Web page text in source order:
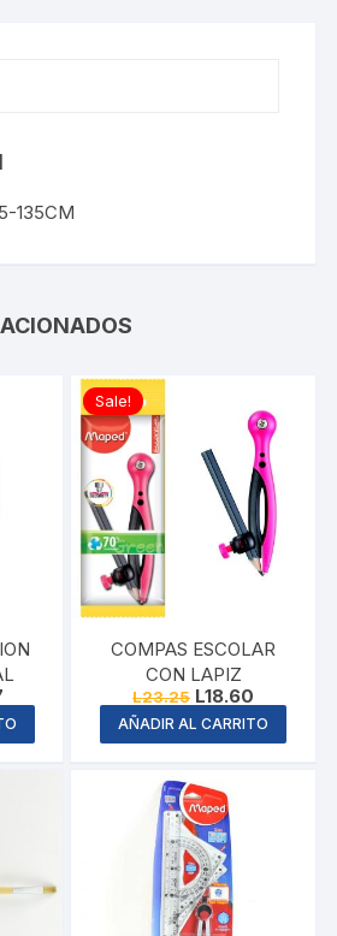
135CM
Current
price
is:
L84.77.
Sale!
COMPAS ESCOLAR
CON LAPIZ
L23.25 Original
price
was:
L23.25.
L18.60
price
is:
L18.60.
AÑADIR AL CARRITO